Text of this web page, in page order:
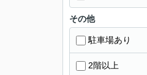
その他
駐車場あり
2階以上